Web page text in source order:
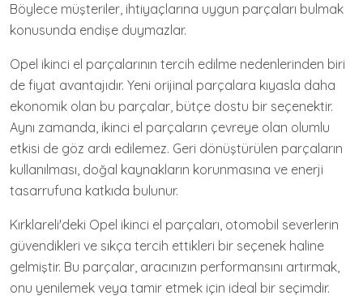
Böylece müşteriler, ihtiyaçlarına uygun parçaları bulmak
konusunda endişe duymazlar.
Opel ikinci el parçalarının tercih edilme nedenlerinden biri
de fiyat avantajıdır. Yeni orijinal parçalara kıyasla daha
ekonomik olan bu parçalar, bütçe dostu bir seçenektir.
Aynı zamanda, ikinci el parçaların çevreye olan olumlu
etkisi de göz ardı edilemez. Geri dönüştürülen parçaların
kullanılması, doğal kaynakların korunmasına ve enerji
tasarrufuna katkıda bulunur.
Kırklareli'deki Opel ikinci el parçaları, otomobil severlerin
güvendikleri ve sıkça tercih ettikleri bir seçenek haline
gelmiştir. Bu parçalar, aracınızın performansını artırmak,
onu yenilemek veya tamir etmek için ideal bir seçimdir.